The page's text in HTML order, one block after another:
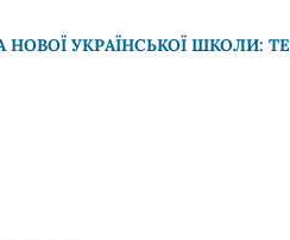
УКРАЇНСЬКОЇ ШКОЛИ: